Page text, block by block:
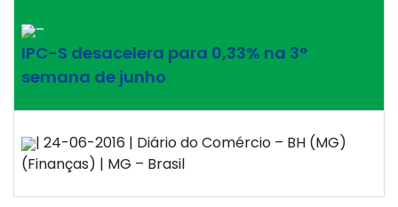
–
IPC-S desacelera para 0,33% na 3°
semana de junho
| 24-06-2016 | Diário do Comércio – BH (MG)
(Finanças) | MG – Brasil